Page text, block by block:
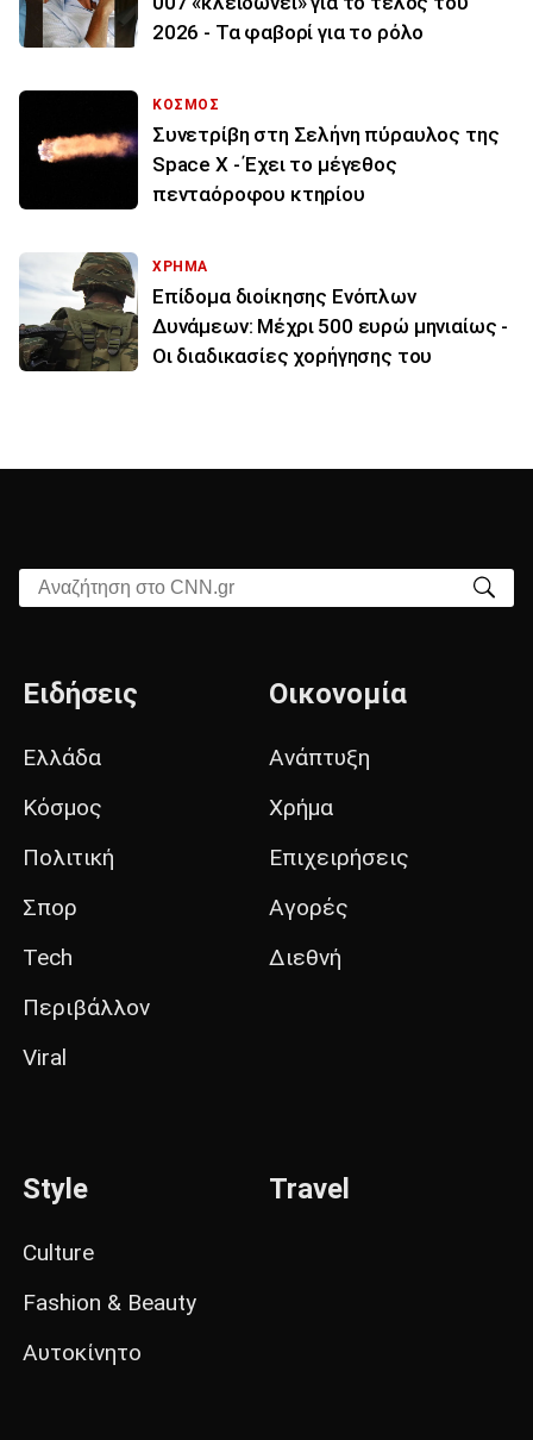
2026 - Τα φαβορί για το ρόλο
ΚΟΣΜΟΣ
Συνετρίβη στη Σελήνη πύραυλος της
Space X - Έχει το μέγεθος
πενταόροφου κτηρίου
ΧΡΗΜΑ
Επίδομα διοίκησης Ενόπλων
Δυνάμεων: Μέχρι 500 ευρώ μηνιαίως -
Οι διαδικασίες χορήγησης του
Αναζήτηση στο CNN.gr
Ειδήσεις
Ελλάδα
Κόσμος
Πολιτική
Σπορ
Tech
Περιβάλλον
Viral
Οικονομία
Ανάπτυξη
Χρήμα
Επιχειρήσεις
Αγορές
Διεθνή
Style
Culture
Fashion & Beauty
Αυτοκίνητο
Travel